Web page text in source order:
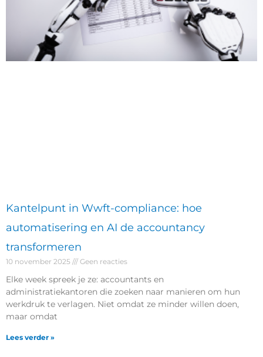
Kantelpunt in Wwft-compliance: hoe
automatisering en AI de accountancy
transformeren
10 november 2025 Geen reacties
Elke week spreek je ze: accountants en
administratiekantoren die zoeken naar manieren om hun
werkdruk te verlagen. Niet omdat ze minder willen doen,
maar omdat
Lees verder »